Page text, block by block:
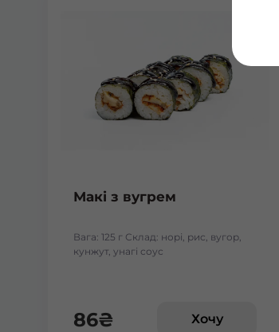
Макі з вугрем
Вага: 125 г Склад: норі, рис, вугор,
кунжут, унагі соус
86₴ Хочу